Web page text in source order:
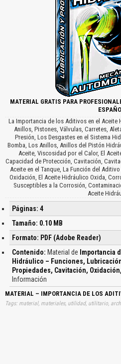
MATERIAL GRATIS PARA
La Importancia de los Aditivos en el Aceite
Anillos, Pistones, Válvulas, Carretes,
Presión, Los Desgastes en el Sistema
Bomba, Los Anillos, Anillos del Pistón
Aceite, Viscosidad por el Calor, El
Capacidad de Protección, Cavitación,
Aceite en el Tanque, La Función del
Oxidación, El Aceite Hidráulico Oxida,
Susceptibles a la Corrosión,
Aceite
Páginas: 4
Tamaño: 0.10 MB
Formato: PDF (Adobe Reader)
Contenido: Material de Importancia
Hidráulico – Funciones,
Propiedades, Cavitación,
Información
MATERIAL – IMPORTANCIA DE LOS